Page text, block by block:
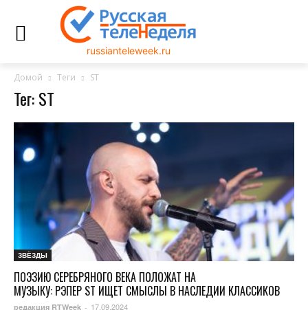
russianteleweek.ru
Домой Теги ST
Тег: ST
ЗВЁЗДЫ
ПОЭЗИЮ СЕРЕБРЯНОГО ВЕКА ПОЛОЖАТ НА
МУЗЫКУ: РЭПЕР ST ИЩЕТ СМЫСЛЫ В НАСЛЕДИИ КЛАССИКОВ
редакция RTWeek - 17.09.2024